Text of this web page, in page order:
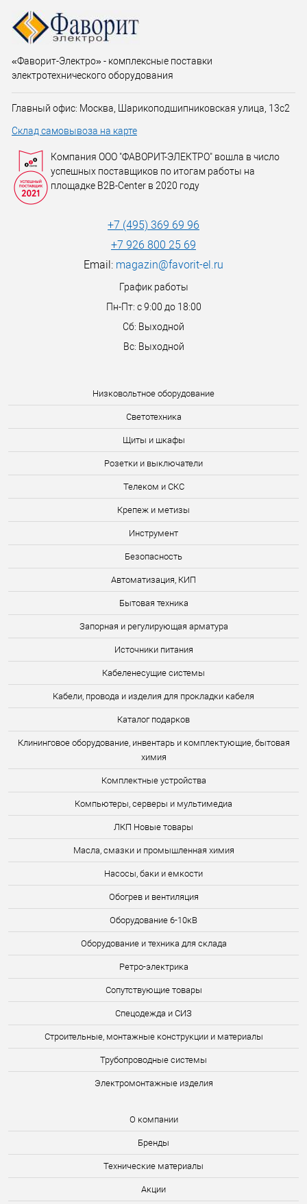
Низковольтное оборудование
Светотехника
Щиты и шкафы
Розетки и выключатели
Телеком и СКС
Крепеж и метизы
Инструмент
Безопасность
Автоматизация, КИП
Бытовая техника
Запорная и регулирующая арматура
Источники питания
Кабеленесущие системы
Кабели, провода и изделия для прокладки кабеля
Каталог подарков
Клининговое оборудование, инвентарь и комплектующие, бытовая
химия
Комплектные устройства
Компьютеры, серверы и мультимедиа
ЛКП Новые товары
Масла, смазки и промышленная химия
Насосы, баки и емкости
Обогрев и вентиляция
Оборудование 6-10кВ
Оборудование и техника для склада
Ретро-электрика
Сопутствующие товары
Спецодежда и СИЗ
Строительные, монтажные конструкции и материалы
Трубопроводные системы
Электромонтажные изделия
О компании
Бренды
Технические материалы
Акции
«Фаворит-Электро» - комплексные поставки
электротехнического оборудования
Главный офис: Москва, Шарикоподшипниковская улица, 13с2
Склад самовывоза на карте
Компания ООО "ФАВОРИТ-ЭЛЕКТРО" вошла в число
успешных поставщиков по итогам работы на
площадке B2B-Center в 2020 году
+7 (495) 369 69 96
+7 926 800 25 69
Email: magazin@favorit-el.ru
График работы
Пн-Пт: с 9:00 до 18:00
Сб: Выходной
Вс: Выходной